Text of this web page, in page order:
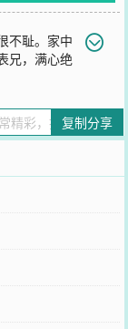
不耻。家中
兄，满心绝
陆世子的。”陆越
攀附，翌日就将她
越钦的态度出乎意
淡漠，两人相敬如
有一个青梅竹马的
美。她心怀愧
和离。-陆越钦安
家夫人神色紧张坐
她喜欢权势，也
娇蠢，一眼便能看
。若她想要孩子
条斯理解着扣子：
眸圆睁，手里攥
复制分享